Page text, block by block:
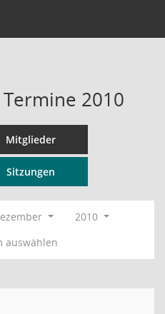
2010
Mitglieder
Sitzungen
2010
auswählen